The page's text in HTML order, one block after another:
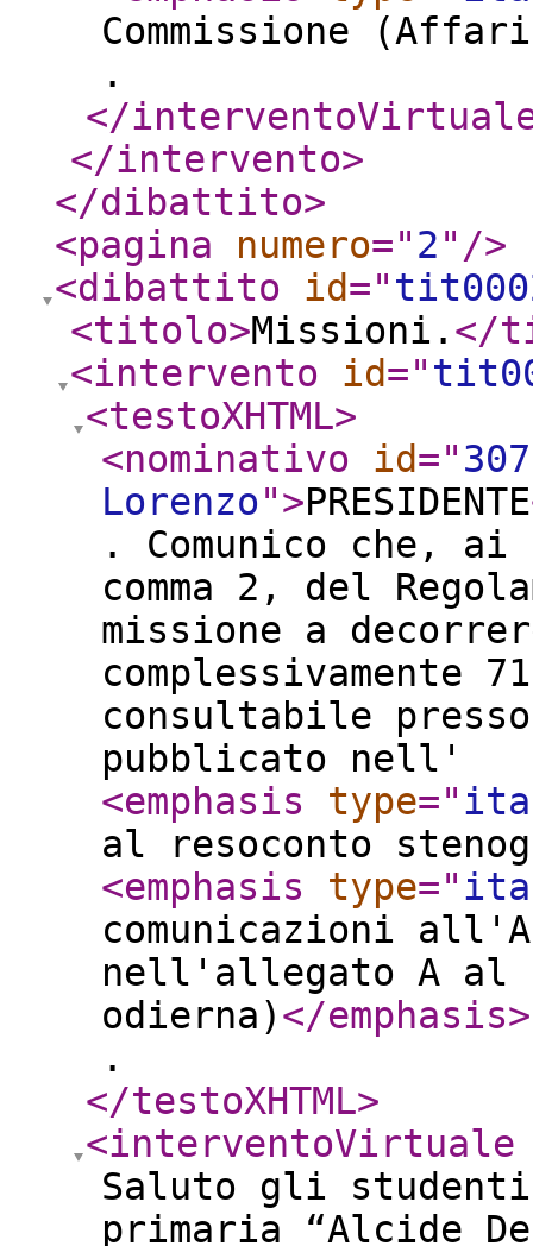
Commissione
.
</
</intervento>
</dibattito>
<pagina
numero="2" />
<dibattito
id="
<titolo>Missioni. </
<intervento
id="
<testoXHTML>
<nominativo
id="
Lorenzo">PRESIDENTE
. Comunico che,
comma 2, del
missione a
complessivamente
consultabile
pubblicato nell'
<emphasis
type="
al resoconto
<emphasis
type="
comunicazioni
nell'allegato A al
odierna)</emphasis>
.
</testoXHTML>
<interventoVirtuale
Saluto gli
primaria “Alcide